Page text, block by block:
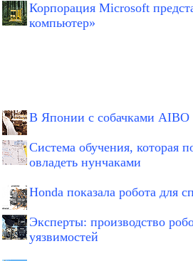
Корпорация Microsoft
компьютер»
В Японии с собачками AIBO
Система обучения, которая
овладеть нунчаками
Honda показала робота для
Эксперты: производство
уязвимостей